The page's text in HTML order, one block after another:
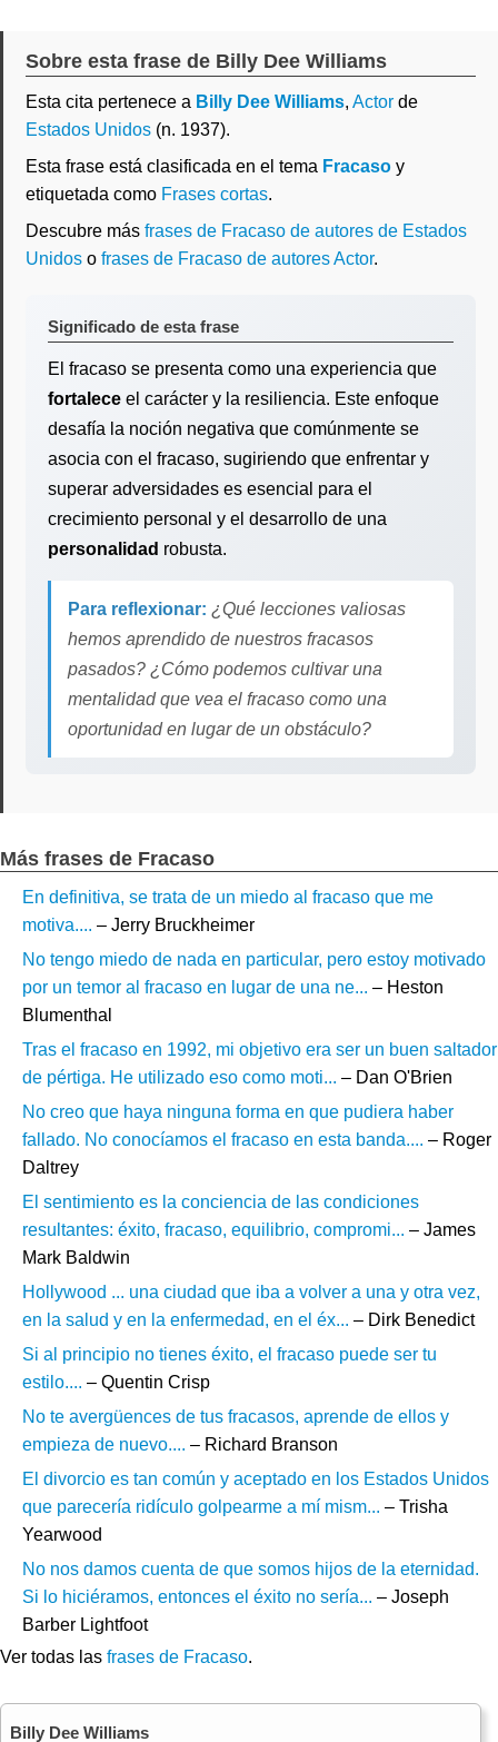
Sobre esta frase de Billy Dee Williams
Esta cita pertenece a Billy Dee Williams, Actor de
Estados Unidos (n. 1937).
Esta frase está clasificada en el tema Fracaso y
etiquetada como Frases cortas.
Descubre más frases de Fracaso de autores de Estados
Unidos o frases de Fracaso de autores Actor.
Significado de esta frase
El fracaso se presenta como una experiencia que
fortalece el carácter y la resiliencia. Este enfoque
desafía la noción negativa que comúnmente se
asocia con el fracaso, sugiriendo que enfrentar y
superar adversidades es esencial para el
crecimiento personal y el desarrollo de una
personalidad robusta.
Para reflexionar: ¿Qué lecciones valiosas
hemos aprendido de nuestros fracasos
pasados? ¿Cómo podemos cultivar una
mentalidad que vea el fracaso como una
oportunidad en lugar de un obstáculo?
Más frases de Fracaso
En definitiva, se trata de un miedo al fracaso que me
motiva.... – Jerry Bruckheimer
No tengo miedo de nada en particular, pero estoy motivado
por un temor al fracaso en lugar de una ne... – Heston
Blumenthal
Tras el fracaso en 1992, mi objetivo era ser un buen saltador
de pértiga. He utilizado eso como moti... – Dan O'Brien
No creo que haya ninguna forma en que pudiera haber
fallado. No conocíamos el fracaso en esta banda.... – Roger
Daltrey
El sentimiento es la conciencia de las condiciones
resultantes: éxito, fracaso, equilibrio, compromi... – James
Mark Baldwin
Hollywood ... una ciudad que iba a volver a una y otra vez,
en la salud y en la enfermedad, en el éx... – Dirk Benedict
Si al principio no tienes éxito, el fracaso puede ser tu
estilo.... – Quentin Crisp
No te avergüences de tus fracasos, aprende de ellos y
empieza de nuevo.... – Richard Branson
El divorcio es tan común y aceptado en los Estados Unidos
que parecería ridículo golpearme a mí mism... – Trisha
Yearwood
No nos damos cuenta de que somos hijos de la eternidad.
Si lo hiciéramos, entonces el éxito no sería... – Joseph
Barber Lightfoot
Ver todas las frases de Fracaso.
Billy Dee Williams